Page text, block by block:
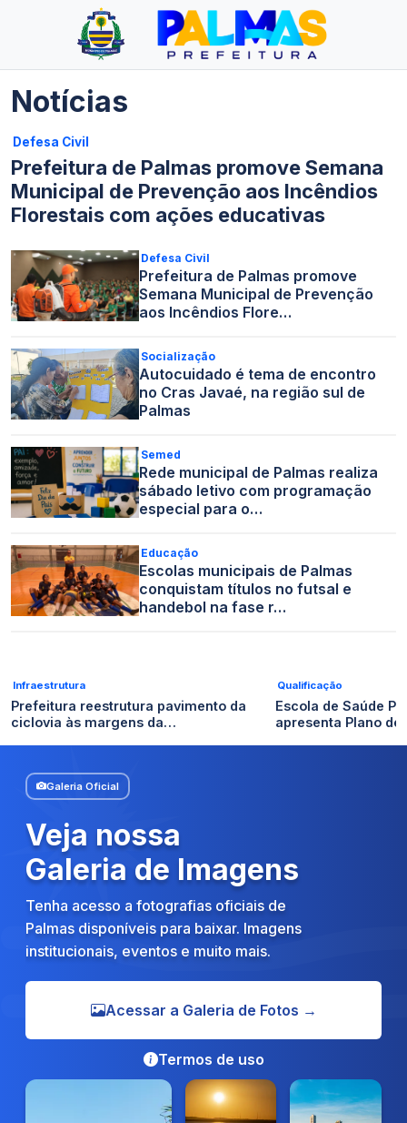
Notícias
Defesa Civil
Prefeitura de Palmas promove Semana
Municipal de Prevenção aos Incêndios
Florestais com ações educativas
Defesa Civil
Prefeitura de Palmas promove
Semana Municipal de Prevenção
aos Incêndios Flore…
Socialização
Autocuidado é tema de encontro
no Cras Javaé, na região sul de
Palmas
Semed
Rede municipal de Palmas realiza
sábado letivo com programação
especial para o…
Educação
Escolas municipais de Palmas
conquistam títulos no futsal e
handebol na fase r…
Infraestrutura
Prefeitura reestrutura pavimento da
ciclovia às margens da…
Qualificação
Escola de Saúde
apresenta Plano
Galeria Oficial
Veja nossa
Galeria de Imagens
Tenha acesso a fotografias oficiais de
Palmas disponíveis para baixar. Imagens
institucionais, eventos e muito mais.
Termos de uso
Acessar a Galeria de Fotos →